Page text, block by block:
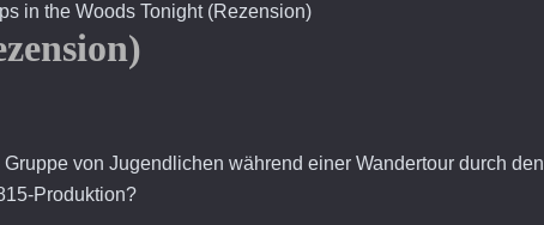
in the Woods Tonight (Rezension)
Gruppe von Jugendlichen während einer Wandertour durch den
Produktion?